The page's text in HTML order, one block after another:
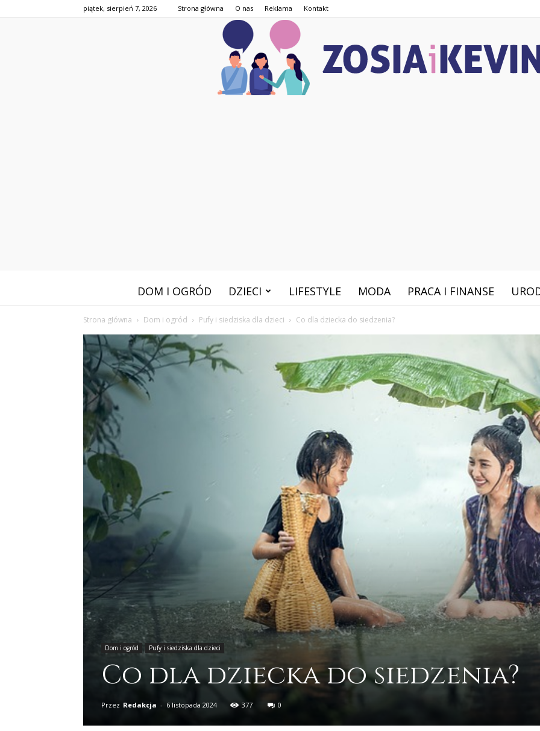
piątek, sierpień 7, 2026 Strona główna O nas Reklama Kontakt
DOM I OGRÓD DZIECI LIFESTYLE MODA PRACA I FINANSE
Strona główna Dom i ogród Pufy i siedziska dla dzieci Co dla dziecka do siedzenia?
Dom i ogród Pufy i siedziska dla dzieci
Co dla dziecka do siedzenia?
Przez Redakcja - 6 listopada 2024 377 0